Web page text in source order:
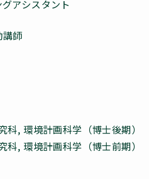
アシスタント
師
, 環境計画科学（博士後期）
, 環境計画科学（博士前期）